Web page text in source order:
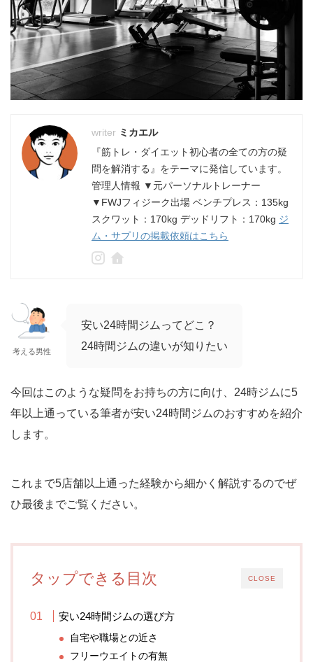
ミカエル
『筋トレ・ダイエット初心者の全ての方の疑
問を解消する』をテーマに発信しています。
管理人情報 ▼元パーソナルトレーナー
▼FWJフィジーク出場 ベンチプレス：135kg
スクワット：170kg デッドリフト：170kg ジ
ム・サプリの掲載依頼はこちら
考える男性
安い24時間ジムってどこ？
24時間ジムの違いが知りたい
今回はこのような疑問をお持ちの方に向け、24時ジムに5
年以上通っている筆者が安い24時間ジムのおすすめを紹介
します。
これまで5店舗以上通った経験から細かく解説するのでぜ
ひ最後までご覧ください。
CLOSE
タップできる目次
安い24時間ジムの選び方
自宅や職場との近さ
フリーウエイトの有無